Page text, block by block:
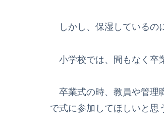
しかし、保湿しているの
小学校では、間もなく卒
卒業式の時、教員や管理
で式に参加してほしいと思